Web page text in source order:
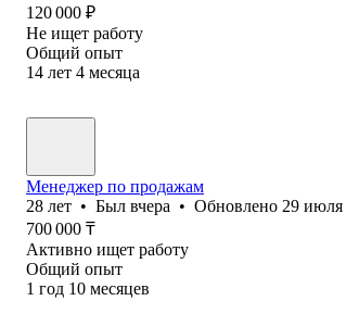
120 000 ₽
Не ищет работу
Общий опыт
14 лет 4 месяца
Менеджер по продажам
28 лет • Был вчера • Обновлено 29 июля
700 000 ₸
Активно ищет работу
Общий опыт
1 год 10 месяцев